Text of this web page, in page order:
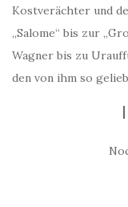
Kostverächter und
„Salome“ bis zur
Wagner bis zu
den von ihm so